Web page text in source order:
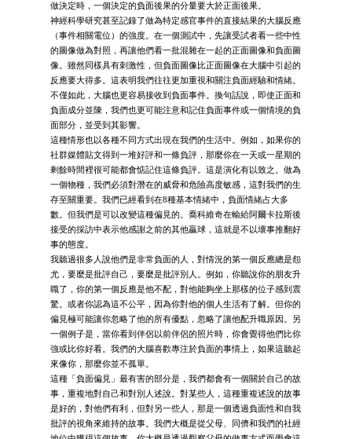
做決定時，一個決定的負面後果的分量要大於正面後果。
神經科學研究甚至記錄了做為特定感官事件的直接結果的大腦反應
（事件相關電位）的強度。在一個測試中，先讓受試者看一些中性
的圖像做為對照，再讓他們看一批混雜在一起的正面圖像和負面圖
像。雖然同樣具有刺激性，但負面圖像比正面圖像在大腦中引起的
反應要大得多。這表明我們往往更加重視和關注負面經驗和情緒。
不僅如此，大腦也更容易接收到負面事件。換句話說，即使正面和
負面成分並陳，我們也更可能注意和記住負面事件或一個情境的負
面部分，並受到其影響。
這種情形也以各種不同方式出現在我們的生活中。例如，如果你的
社群媒體貼文得到一堆好評和一條負評，那麼你在一天或一星期的
剩餘時間裡很可能都會惦記住這條負評。這是演化有以致之。做為
一個物種，我們必須對潛在的威脅和危險高度敏感，這對我們的生
存至關重要。我們已經看到在8種基本情緒中，負面情緒占大多
數。但我們是可以改變這種偏見的。喬科維奇在輸給阿爾卡拉斯後
接受的採訪中表示他感謝之前的其他贏球，這就是不以壞事推翻好
事的態度。
我聽過很多人說他們是非常負面的人，對情況的第一個反應總是怨
尤，要麼是批評自己，要麼是批評別人。例如，你聽說你的朋友升
職了，你的第一個反應是他不配，對他能夠坐上那樣的位子感到震
驚。或者你認為這不公平，因為你對他的個人生活有了解。但你的
偏見極可能讓你忽略了他的所有優點，忽略了讓他配升職原因。另
一個例子是，當你看到伴侶以前伴侶的照片時，你會覺得他們比你
強或比你好看。我們的大腦喜歡專注於負面的事情上，如果這聽起
來像你，那麼你並不孤單。
這種「負面偏見」最有害的部分是，我們都會有一個關於自己的故
事，重複地對自己和對別人述說。對某些人，這種重複述說的故事
是好的，對他們有利，但對另一些人，那是一個透過負面性和自我
批評的視角來維持的故事。我們大概是從父母、同儕和我們的社經